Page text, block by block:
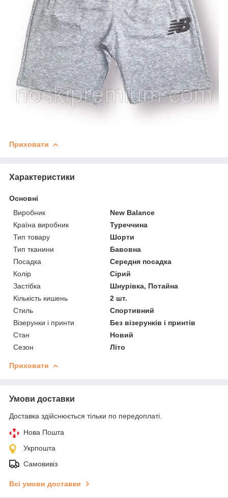
Приховати
Характеристики
Основні
Виробник
New Balance
Країна виробник
Туреччина
Тип товару
Шорти
Тип тканини
Бавовна
Посадка
Середня посадка
Колір
Сірий
Застібка
Шнурівка, Потайна
Кількість кишень
2 шт.
Стиль
Спортивний
Візерунки і принти
Без візерунків і принтів
Стан
Новий
Сезон
Літо
Приховати
Умови доставки
Доставка здійснюється тільки по передоплаті.
Нова Пошта
Укрпошта
Самовивіз
Всі умови доставки